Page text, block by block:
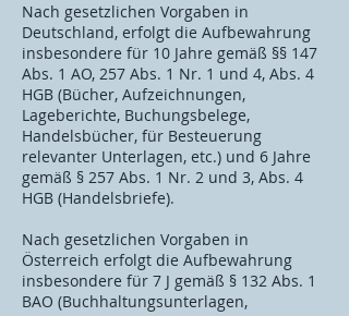
Nach gesetzlichen Vorgaben in
Deutschland, erfolgt die Aufbewahrung
insbesondere für 10 Jahre gemäß §§ 147
Abs. 1 AO, 257 Abs. 1 Nr. 1 und 4, Abs. 4
HGB (Bücher, Aufzeichnungen,
Lageberichte, Buchungsbelege,
Handelsbücher, für Besteuerung
relevanter Unterlagen, etc.) und 6 Jahre
gemäß § 257 Abs. 1 Nr. 2 und 3, Abs. 4
HGB (Handelsbriefe).
Nach gesetzlichen Vorgaben in
Österreich erfolgt die Aufbewahrung
insbesondere für 7 J gemäß § 132 Abs. 1
BAO (Buchhaltungsunterlagen,